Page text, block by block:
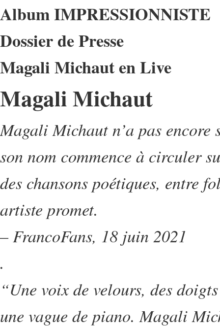
Album IMPRESSIONNISTE
Dossier de Presse
Magali Michaut en Live
Magali Michaut
Magali Michaut n’a pas
son nom commence à circuler
des chansons poétiques, entre
artiste promet.
– FrancoFans, 18 juin 2021
.
“Une voix de velours, des
une vague de piano. Magali